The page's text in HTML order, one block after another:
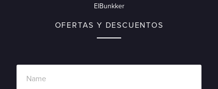
ElBunkker
OFERTAS Y DESCUENTOS